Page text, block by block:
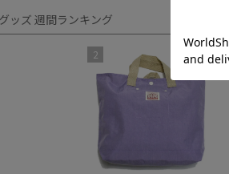
ッズ 週間ランキング
2